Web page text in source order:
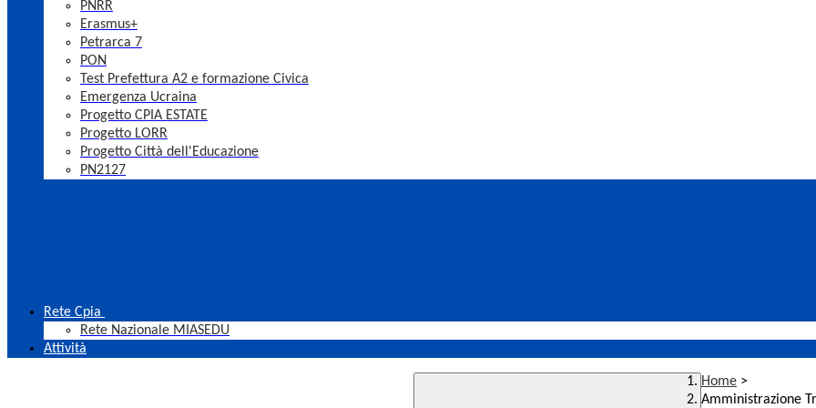
PNRR
Erasmus+
Petrarca 7
PON
Test Prefettura A2 e formazione Civica
Emergenza Ucraina
Progetto CPIA ESTATE
Progetto LORR
Progetto Città dell'Educazione
PN2127
Rete Cpia
Rete Nazionale MIASEDU
Attività
Home >
Amministrazione